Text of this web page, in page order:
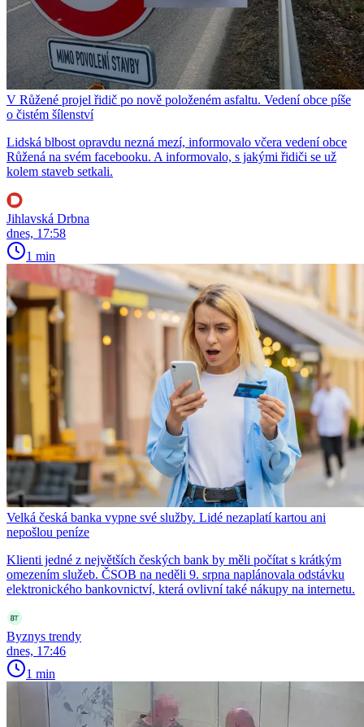
V Růžené projel řidič po nově položeném asfaltu. Vedení obce píše
o čistém šílenství
Lidská blbost opravdu nezná mezí, informovalo včera vedení obce
Růžená na svém facebooku. A informovalo, s jakými řidiči se už
kolem staveb setkali.
Jihlavská Drbna
dnes, 17:58
1 min
Velká česká banka vypne své služby. Lidé nezaplatí kartou ani
nepošlou peníze
Klienti jedné z největších českých bank by měli počítat s krátkým
omezením služeb. ČSOB na neděli 9. srpna naplánovala odstávku
elektronického bankovnictví, která ovlivní také nákupy na internetu.
Byznys trendy
dnes, 17:46
1 min